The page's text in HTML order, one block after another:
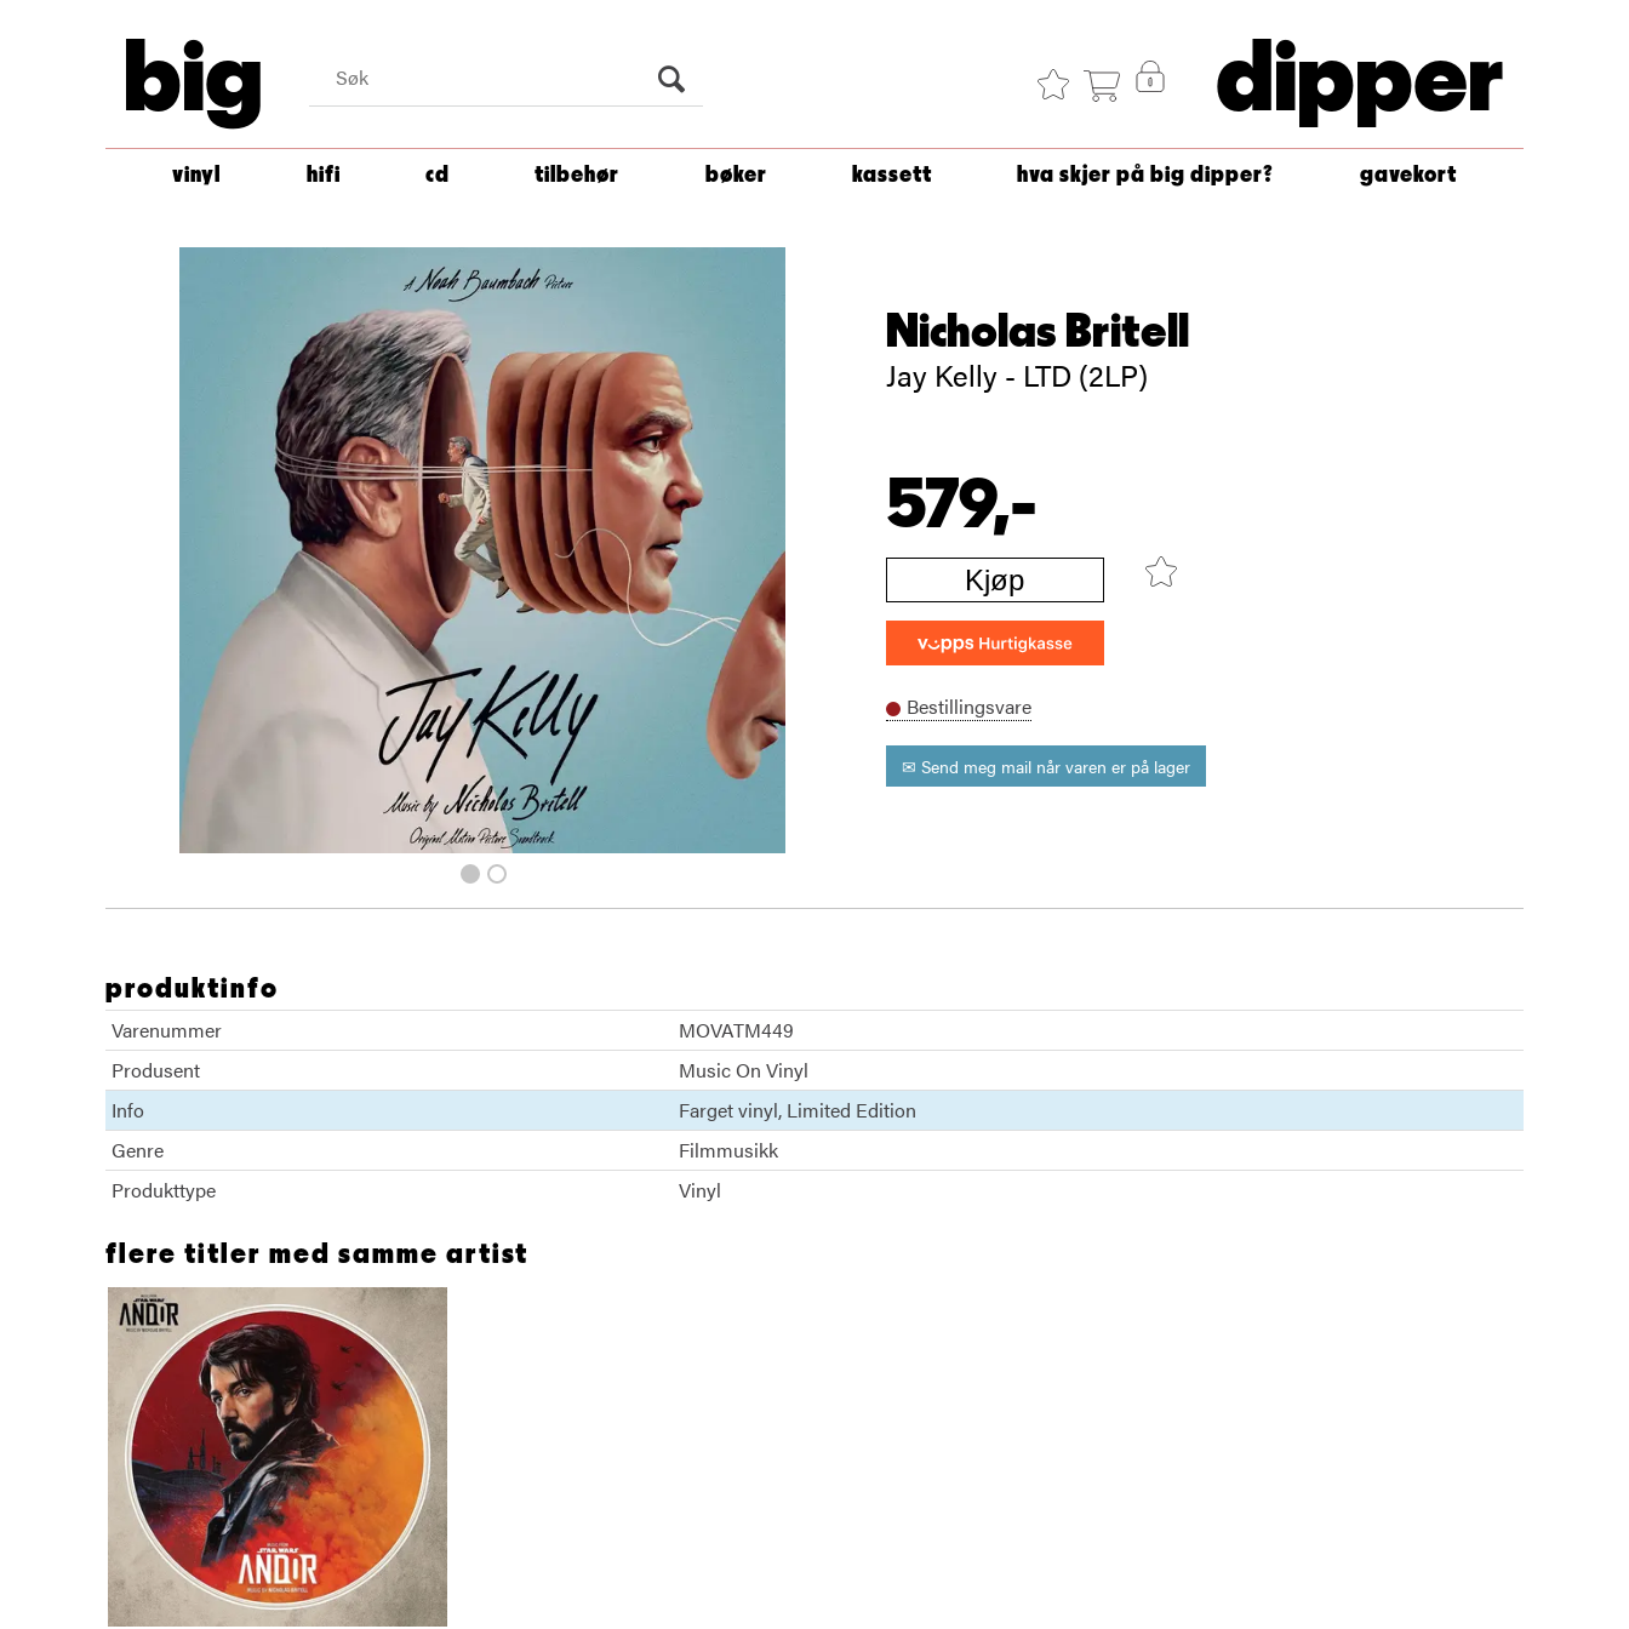
big dipper
vinyl hifi cd tilbehør bøker kassett hva skjer på big dipper? gavekort
Nicholas Britell
Jay Kelly - LTD (2LP)
579,-
Kjøp
Bestillingsvare
✉ Send meg mail når varen er på lager
produktinfo
Varenummer
MOVATM449
Produsent
Music On Vinyl
Info
Farget vinyl Limited Edition
Genre
Filmmusikk
Produkttype
Vinyl
flere titler med samme artist